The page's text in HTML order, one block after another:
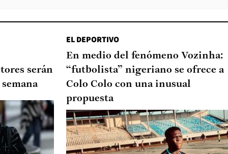
serán
EL DEPORTIVO
En medio del fenómeno Vozinha:
“futbolista” nigeriano se ofrece a
Colo Colo con una inusual
propuesta